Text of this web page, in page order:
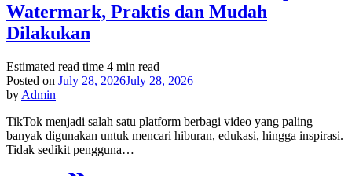
Watermark, Praktis dan Mudah
Dilakukan
Estimated read time 4 min read
Posted on July 28, 2026July 28, 2026
by Admin
TikTok menjadi salah satu platform berbagi video yang paling
banyak digunakan untuk mencari hiburan, edukasi, hingga inspirasi.
Tidak sedikit pengguna…